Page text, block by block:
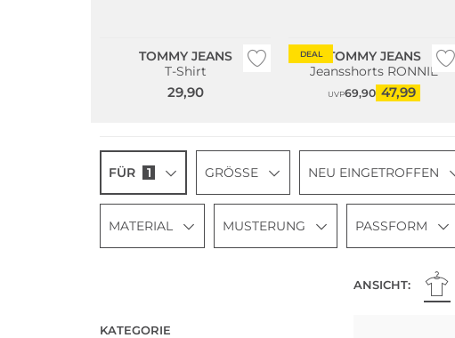
TOMMY JEANS
T-Shirt
29,90
DEAL
TOMMY JEANS
Jeansshorts RONNIE
UVP69,90 47,99
FÜR 1 GRÖSSE NEU EINGETROFFEN
MATERIAL MUSTERUNG PASSFORM
ANSICHT:
KATEGORIE